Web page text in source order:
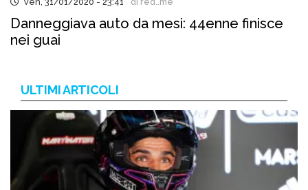
Danneggiava auto da mesi: 44enne finisce
nei guai
ULTIMI ARTICOLI